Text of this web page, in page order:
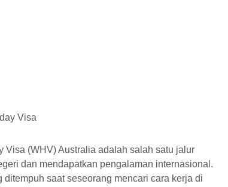
Visa (WHV) Australia adalah salah satu jalur
dan mendapatkan pengalaman internasional.
saat seseorang mencari cara kerja di